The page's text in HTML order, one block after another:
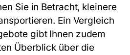
Sie in Betracht, kleinere
Ein Vergleich
gibt Ihnen zudem
Überblick über die